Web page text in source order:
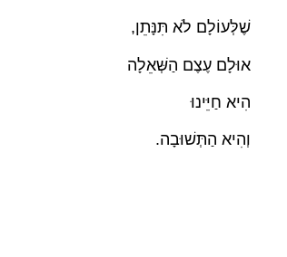
שֶׁלְּעוֹלָם לֹא תִּנָּתֵן,
אוּלָם עֶצֶם הַשְּׁאֵלָה
הִיא חַיֵּינוּ
וְהִיא הַתְּשׁוּבָה.